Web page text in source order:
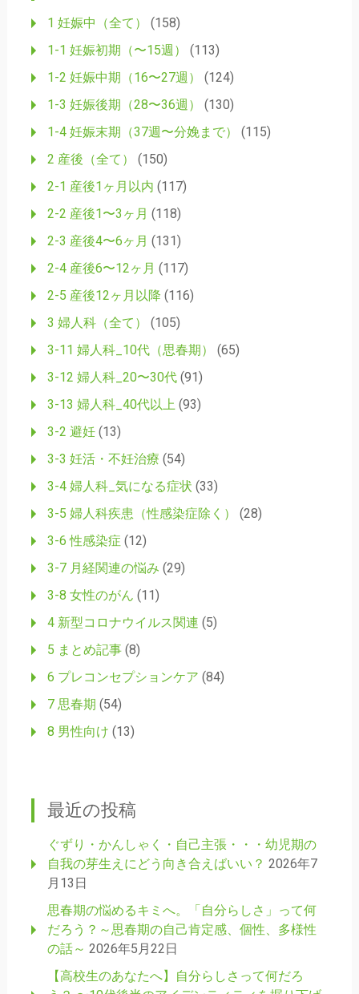
1 妊娠中（全て）
(158)
1-1 妊娠初期（〜15週）
(113)
1-2 妊娠中期（16〜27週）
(124)
1-3 妊娠後期（28〜36週）
(130)
1-4 妊娠末期（37週〜分娩まで）
(115)
2 産後（全て）
(150)
2-1 産後1ヶ月以内 (117)
2-2 産後1〜3ヶ月 (118)
2-3 産後4〜6ヶ月 (131)
2-4 産後6〜12ヶ月 (117)
2-5 産後12ヶ月以降 (116)
3 婦人科（全て）
(105)
3-11 婦人科_10代（思春期）
(65)
3-12 婦人科_20〜30代(91)
3-13 婦人科_40代以上 (93)
3-2 避妊(13)
3-3 妊活・不妊治療 (54)
3-4 婦人科_気になる症状 (33)
3-5 婦人科疾患（性感染症除く）
(28)
3-6 性感染症 (12)
3-7 月経関連の悩み (29)
3-8 女性のがん (11)
4 新型コロナウイルス関連 (5)
5 まとめ記事(8)
6 プレコンセプションケア (84)
7 思春期 (54)
8 男性向け (13)
最近の投稿
ぐずり・かんしゃく・自己主張・・・幼児期の
自我の芽生えにどう向き合えばいい？ 2026年7
月13日
思春期の悩めるキミへ。「自分らしさ」って何
だろう？～思春期の自己肯定感、個性、多様性
の話～ 2026年5月22日
【高校生のあなたへ】自分らしさって何だろ